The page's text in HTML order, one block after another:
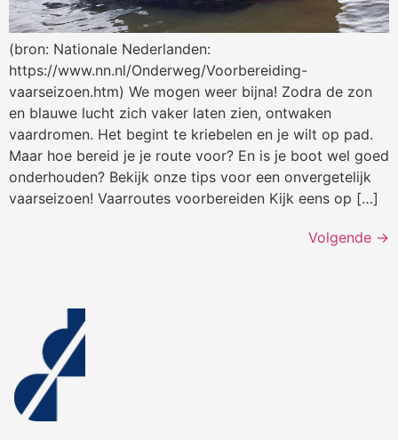
(bron: Nationale Nederlanden:
https://www.nn.nl/Onderweg/Voorbereiding-
vaarseizoen.htm) We mogen weer bijna! Zodra de zon
en blauwe lucht zich vaker laten zien, ontwaken
vaardromen. Het begint te kriebelen en je wilt op pad.
Maar hoe bereid je je route voor? En is je boot wel goed
onderhouden? Bekijk onze tips voor een onvergetelijk
vaarseizoen! Vaarroutes voorbereiden Kijk eens op […]
Volgende →